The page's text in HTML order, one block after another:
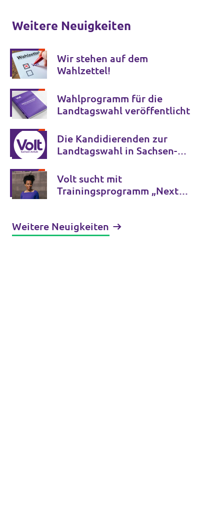
Weitere Neuigkeiten
Wir stehen auf dem
Wahlzettel!
Wahlprogramm für die
Landtagswahl veröffentlicht
Die Kandidierenden zur
Landtagswahl in Sachsen-
Volt sucht mit
Trainingsprogramm „Next
Weitere Neuigkeiten